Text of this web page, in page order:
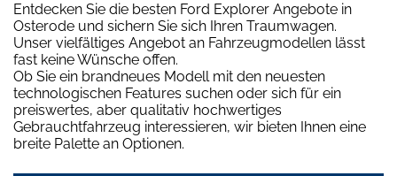
Entdecken Sie die besten Ford Explorer Angebote in
Osterode und sichern Sie sich Ihren Traumwagen.
Unser vielfältiges Angebot an Fahrzeugmodellen lässt
fast keine Wünsche offen.
Ob Sie ein brandneues Modell mit den neuesten
technologischen Features suchen oder sich für ein
preiswertes, aber qualitativ hochwertiges
Gebrauchtfahrzeug interessieren, wir bieten Ihnen eine
breite Palette an Optionen.